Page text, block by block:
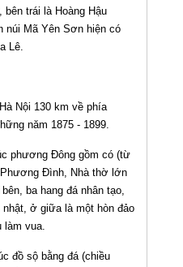
bên trái là Hoàng Hậu
núi Mã Yên Sơn hiện có
Lê.
Nội 130 km về phía
năm 1875 - 1899.
phương Ðông gồm có (từ
Ðình, Nhà thờ lớn
ba hang đá nhân tạo,
ở giữa là một hòn đảo
làm vua.
đồ sộ bằng đá (chiều